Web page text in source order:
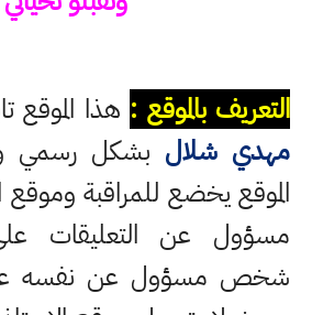
التعريف بالموقع : هذا الموقع
مهدي شلال بشكل رسمي
الموقع يخضع للمراقبة وموقع
مسؤول عن التعليقات
شخص مسؤول عن نفسه عند